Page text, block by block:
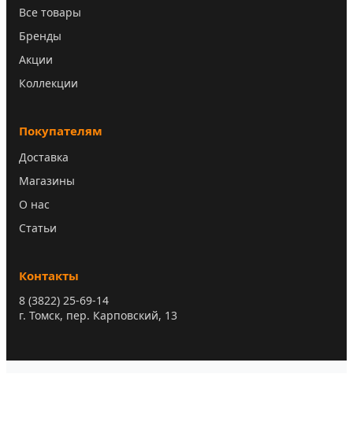
Все товары
Бренды
Акции
Коллекции
Покупателям
Доставка
Магазины
О нас
Статьи
Контакты
8 (3822) 25-69-14
г. Томск, пер. Карповский, 13